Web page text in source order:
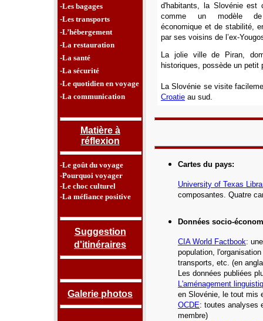
-Les bagages
-Les transports
-L’hébergement
-La restauration
-La santé
-La sécurité
-Le quotidien en voyage
-La communication
Matière à
réflexion
-Le goût du voyage
-Pourquoi voyager
-Le choc culturel
-La méfiance positive
Suggestion
d'itinéraires
Galerie photos
d'habitants, la Slovénie est
comme un modèle
économique et de stabilité,
par ses voisins de l’ex-
La jolie ville de Piran,
historiques, possède un petit
La Slovénie se visite
Croatie au sud.
Cartes du pays:
University of Texas
composantes. Quatre
Données socio-
CIAWorld Factbook:
population,
transports, etc. (en
Les données publiées
L'aménagement
en Slovénie, le tout mis
OCDE: toutes analyses
membre)